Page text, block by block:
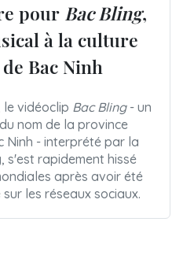
pour Bac Bling,
à la culture
Bac Ninh
vidéoclip Bac Bling- un
nom de la province
Ninh - interprété par la
s'est rapidement hissé
après avoir été
les réseaux sociaux.